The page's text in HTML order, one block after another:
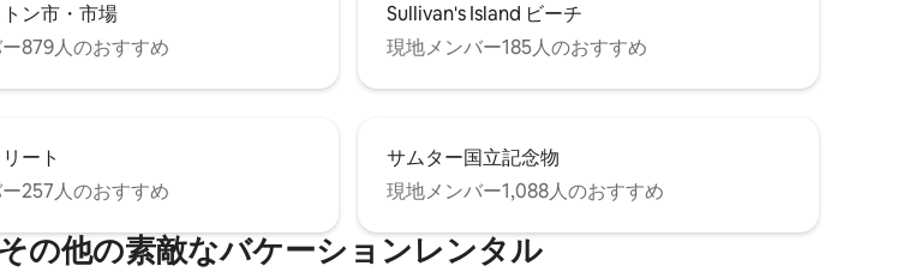
ン市・市場
879人のおすすめ
Sullivan's Island ビーチ
現地メンバー185人のおすすめ
ート
257人のおすすめ
サムター国立記念物
現地メンバー1,088人のおすすめ
の他の素敵なバケーションレンタル